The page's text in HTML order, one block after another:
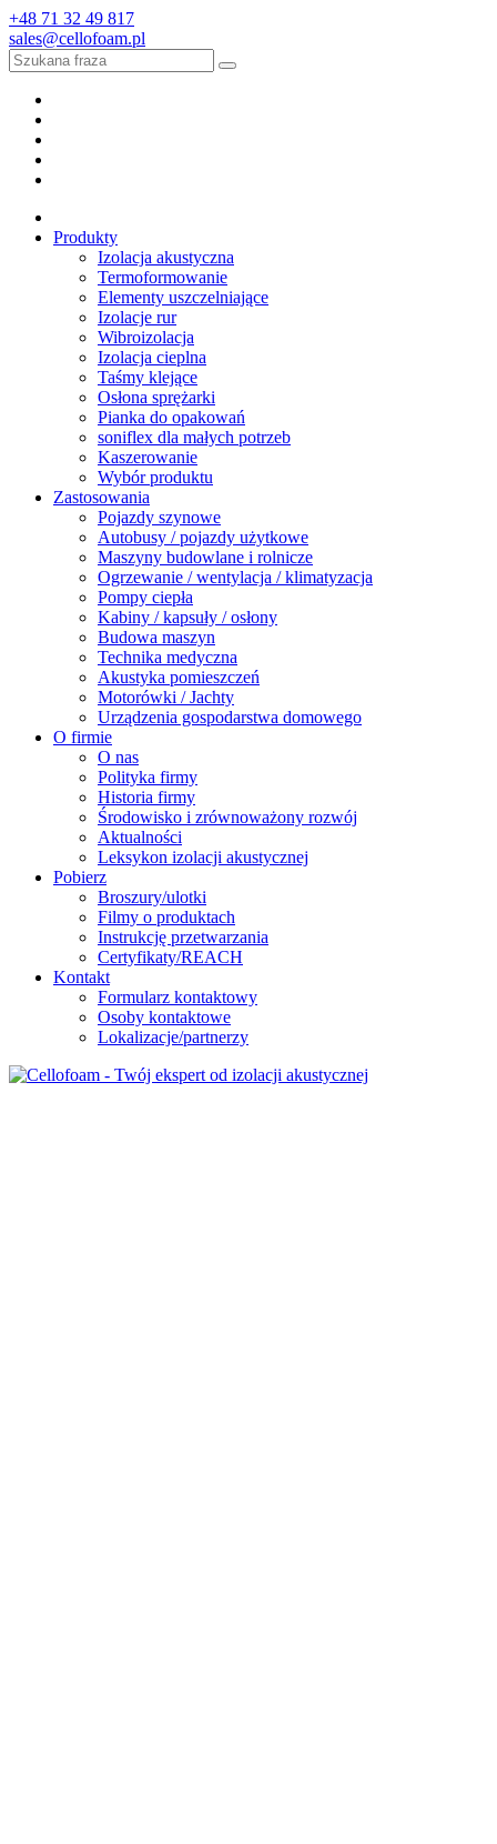
+48 71 32 49 817
sales@cellofoam.pl
Produkty
Izolacja akustyczna
Termoformowanie
Elementy uszczelniające
Izolacje rur
Wibroizolacja
Izolacja cieplna
Taśmy klejące
Osłona sprężarki
Pianka do opakowań
soniflex dla małych potrzeb
Kaszerowanie
Wybór produktu
Zastosowania
Pojazdy szynowe
Autobusy / pojazdy użytkowe
Maszyny budowlane i rolnicze
Ogrzewanie / wentylacja / klimatyzacja
Pompy ciepła
Kabiny / kapsuły / osłony
Budowa maszyn
Technika medyczna
Akustyka pomieszczeń
Motorówki / Jachty
Urządzenia gospodarstwa domowego
O firmie
O nas
Polityka firmy
Historia firmy
Środowisko i zrównoważony rozwój
Aktualności
Leksykon izolacji akustycznej
Pobierz
Broszury/ulotki
Filmy o produktach
Instrukcję przetwarzania
Certyfikaty/REACH
Kontakt
Formularz kontaktowy
Osoby kontaktowe
Lokalizacje/partnerzy